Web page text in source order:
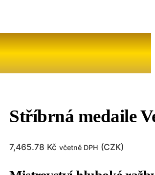
Stříbrná medaile
7,465.78 Kč včetně DPH (CZK)